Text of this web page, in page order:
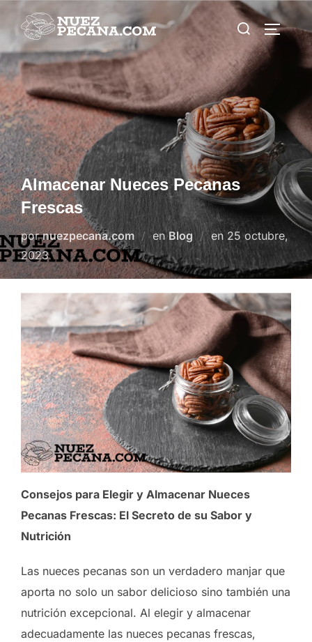
Saltar
al
contenido
Buscar:
Almacenar Nueces Pecanas
Frescas
pornuezpecana.com enBlog enPublicado
el
25 octubre,
2023
Consejos para Elegir y Almacenar Nueces
Pecanas Frescas: El Secreto de su Sabor y
Nutrición
Las nueces pecanas son un verdadero manjar que
aporta no solo un sabor delicioso sino también una
nutrición excepcional. Al elegir y almacenar
adecuadamente las nueces pecanas frescas,